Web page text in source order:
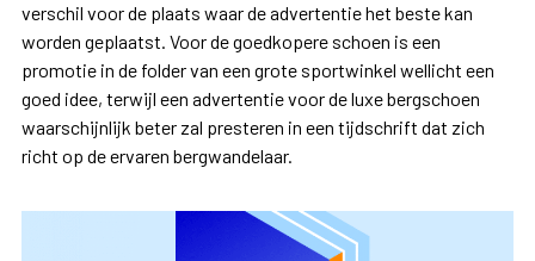
verschil voor de plaats waar de advertentie het beste kan
worden geplaatst. Voor de goedkopere schoen is een
promotie in de folder van een grote sportwinkel wellicht een
goed idee, terwijl een advertentie voor de luxe bergschoen
waarschijnlijk beter zal presteren in een tijdschrift dat zich
richt op de ervaren bergwandelaar.